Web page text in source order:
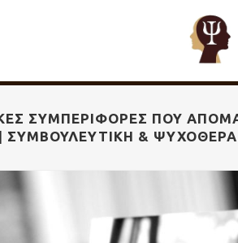
ΣΥΜΠΕΡΙΦΟΡΈΣ ΠΟΥ
ΣΥΜΒΟΥΛΕΥΤΙΚΉ &